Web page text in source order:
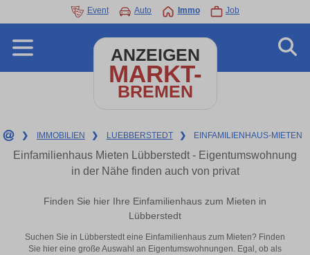
Event Auto Immo Job
ANZEIGEN
MARKT-
BREMEN
❯ IMMOBILIEN ❯ LUEBBERSTEDT ❯ EINFAMILIENHAUS-MIETEN
Einfamilienhaus Mieten Lübberstedt - Eigentumswohnung
in der Nähe finden auch von privat
Finden Sie hier Ihre Einfamilienhaus zum Mieten in
Lübberstedt
Suchen Sie in Lübberstedt eine Einfamilienhaus zum Mieten? Finden
Sie hier eine große Auswahl an Eigentumswohnungen. Egal, ob als